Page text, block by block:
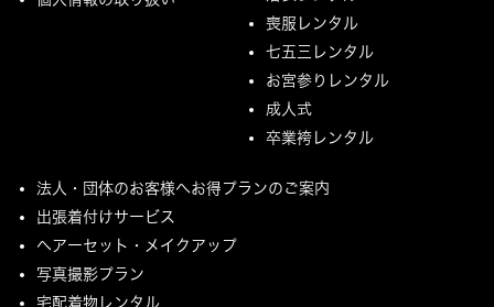
喪服レンタル
七五三レンタル
お宮参りレンタル
成人式
卒業袴レンタル
法人・団体のお客様へお得プランのご案内
出張着付けサービス
ヘアーセット・メイクアップ
写真撮影プラン
宅配着物レンタル